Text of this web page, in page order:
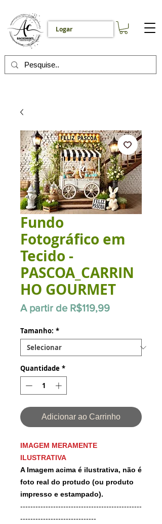
Logar
Fundo
Fotográfico em
Tecido -
PASCOA_CARRIN
HO GOURMET
A partir de R$119,99Preço
Tamanho: *
Quantidade *
Adicionar ao Carrinho
IMAGEM MERAMENTE
ILUSTRATIVA
A Imagem acima é ilustrativa, não é
foto real do protudo (ou produto
impresso e estampado).
------------------------------------------------
------------------------------